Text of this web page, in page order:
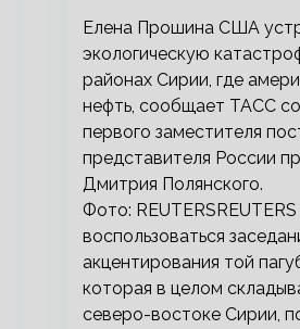
Елена Прошина США
экологическую
районах Сирии, где
нефть, сообщает ТАСС
первого заместителя
представителя России
Дмитрия Полянского.
Фото:
воспользоваться
акцентирования той
которая в целом
северо-востоке Сирии,